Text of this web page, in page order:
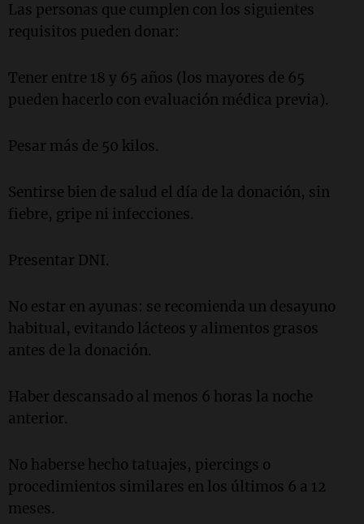
Las personas que cumplen con los siguientes
requisitos pueden donar:
Tener entre 18 y 65 años (los mayores de 65
pueden hacerlo con evaluación médica previa).
Pesar más de 50 kilos.
Sentirse bien de salud el día de la donación, sin
fiebre, gripe ni infecciones.
Presentar DNI.
No estar en ayunas: se recomienda un desayuno
habitual, evitando lácteos y alimentos grasos
antes de la donación.
Haber descansado al menos 6 horas la noche
anterior.
No haberse hecho tatuajes, piercings o
procedimientos similares en los últimos 6 a 12
meses.